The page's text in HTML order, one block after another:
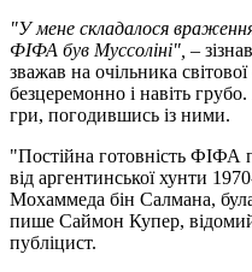
"У мене складалося
ФІФА був Муссоліні", –
зважав на очільника
безцеремонно і навіть
гри, погодившись із ними.
"Постійна готовність ФІФА
від аргентинської хунти
Мохаммеда бін Салмана,
пише Саймон Купер,
публіцист.